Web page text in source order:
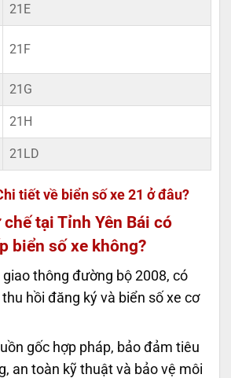
21E
21F
21G
21H
21LD
tiết về biển số xe 21 ở đâu?
tại Tỉnh Yên Bái có
biển số xe không?
thông đường bộ 2008, có
hồi đăng ký và biển số xe cơ
gốc hợp pháp, bảo đảm tiêu
an toàn kỹ thuật và bảo vệ môi